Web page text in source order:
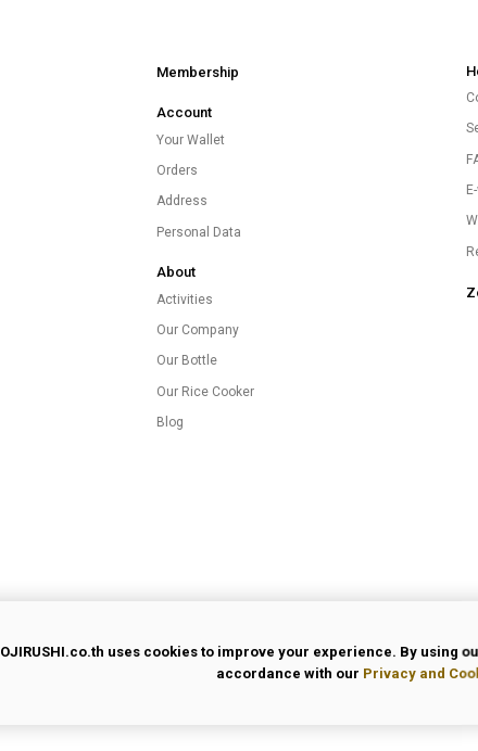
Membership
Account
Your Wallet
Orders
Address
Personal Data
About
Activities
Our Company
Our Bottle
Our Rice Cooker
Blog
uses cookies to improve your experience. By using
accordance with our Privacy and